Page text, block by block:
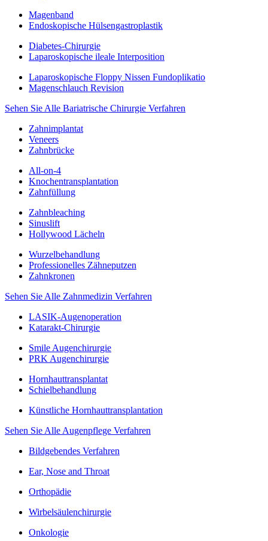
Magenband
Endoskopische Hülsengastroplastik
Diabetes-Chirurgie
Laparoskopische ileale Interposition
Laparoskopische Floppy Nissen Fundoplikatio
Magenschlauch Revision
Sehen Sie Alle Bariatrische Chirurgie Verfahren
Zahnimplantat
Veneers
Zahnbrücke
All-on-4
Knochentransplantation
Zahnfüllung
Zahnbleaching
Sinuslift
Hollywood Lächeln
Wurzelbehandlung
Professionelles Zähneputzen
Zahnkronen
Sehen Sie Alle Zahnmedizin Verfahren
LASIK-Augenoperation
Katarakt-Chirurgie
Smile Augenchirurgie
PRK Augenchirurgie
Hornhauttransplantat
Schielbehandlung
Künstliche Hornhauttransplantation
Sehen Sie Alle Augenpflege Verfahren
Bildgebendes Verfahren
Ear, Nose and Throat
Orthopädie
Wirbelsäulenchirurgie
Onkologie